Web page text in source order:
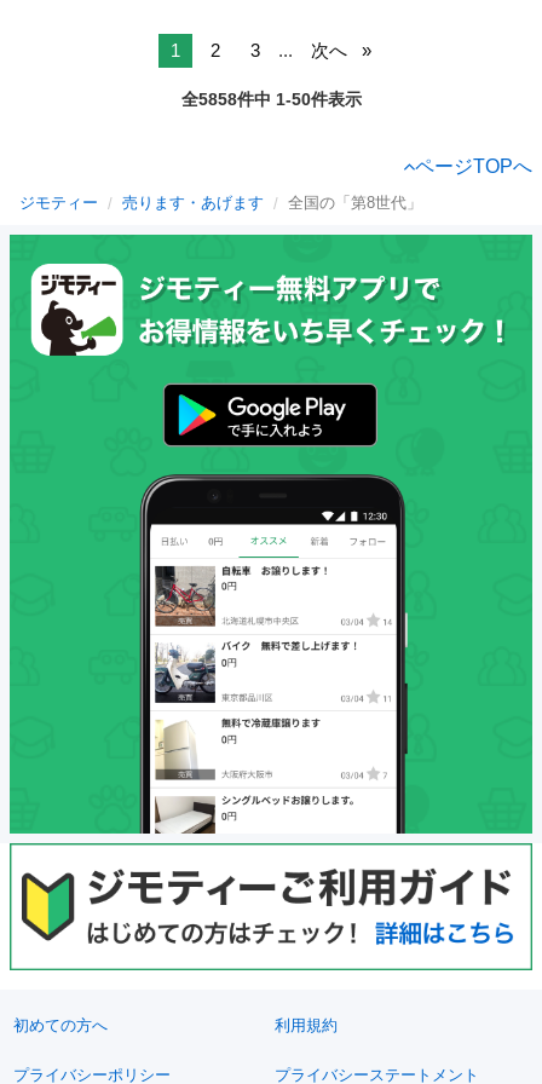
1 2 3 ... 次へ
全5858件中 1-50件表示
ページTOPへ
ジモティー 売ります・あげます 全国の「第8世代」
初めての方へ 利用規約
プライバシーポリシー プライバシーステートメント